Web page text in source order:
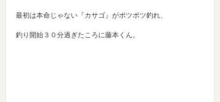
最初は本命じゃない『カサゴ』がポツポツ釣れ、
釣り開始３０分過ぎたころに藤本くん。